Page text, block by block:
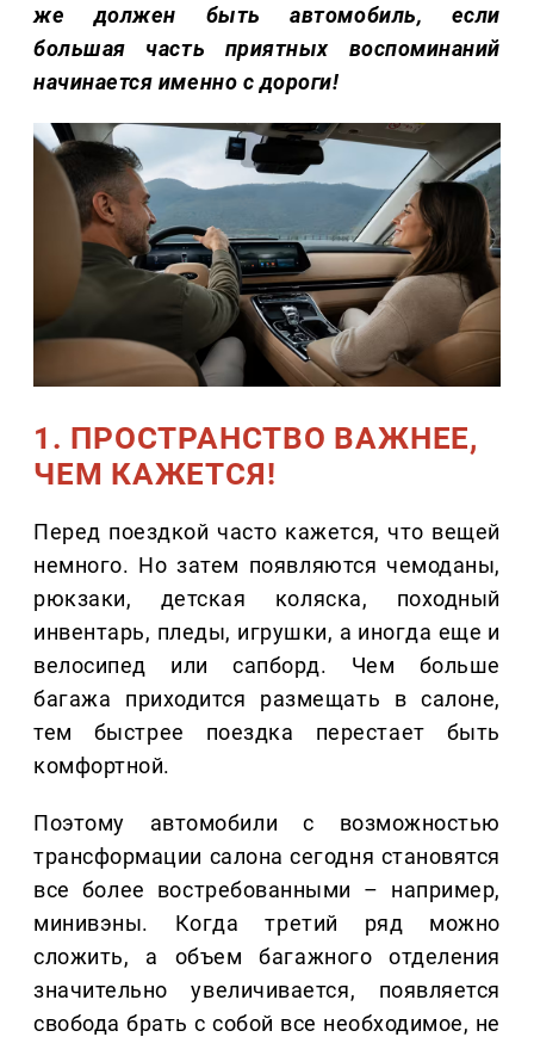
же должен быть автомобиль, если
большая часть приятных воспоминаний
начинается именно с дороги!
1. ПРОСТРАНСТВО ВАЖНЕЕ,
ЧЕМ КАЖЕТСЯ!
Перед поездкой часто кажется, что вещей
немного. Но затем появляются чемоданы,
рюкзаки, детская коляска, походный
инвентарь, пледы, игрушки, а иногда еще и
велосипед или сапборд. Чем больше
багажа приходится размещать в салоне,
тем быстрее поездка перестает быть
комфортной.
Поэтому автомобили с возможностью
трансформации салона сегодня становятся
все более востребованными – например,
минивэны. Когда третий ряд можно
сложить, а объем багажного отделения
значительно увеличивается, появляется
свобода брать с собой все необходимое, не